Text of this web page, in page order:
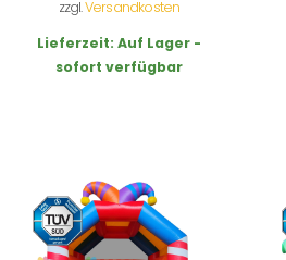
zzgl.Versandkosten
Lieferzeit: Auf Lager -
sofort verfügbar